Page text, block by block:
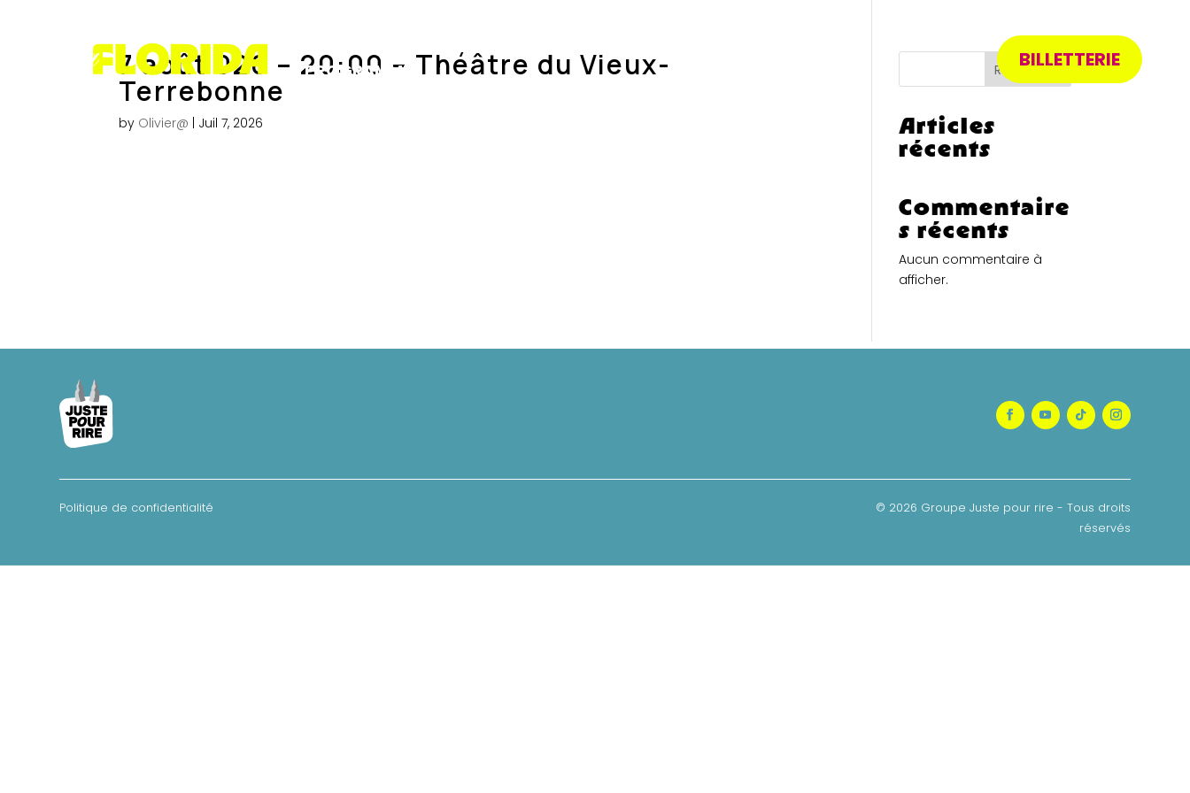
INTERPRÈTES
PROGRAMME
BILLETTERIE
7 août 026 – 20:00 – Théâtre du Vieux-
Terrebonne
by Olivier@ Juil 7, 2026
Recherche
Articles
récents
Commentaire
s récents
Aucun commentaire à
afficher.
Politique de confidentialité
© 2026 Groupe Juste pour rire - Tous droits
réservés